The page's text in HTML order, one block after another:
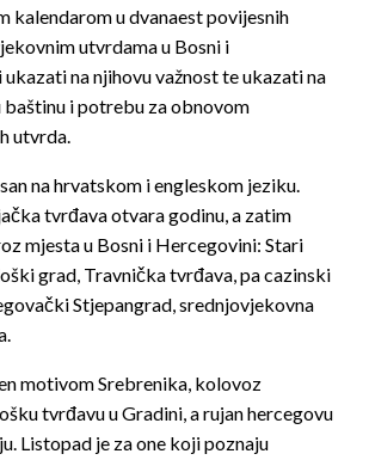
kalendarom u dvanaest povijesnih
utvrdama u Bosni i
na njihovu važnost te ukazati na
i potrebu za obnovom
utvrda.
na hrvatskom i engleskom jeziku.
tvrđava otvara godinu, a zatim
mjesta u Bosni i Hercegovini: Stari
grad, Travnička tvrđava, pa cazinski
Stjepangrad, srednjovjekovna
motivom Srebrenika, kolovoz
tvrđavu u Gradini, a rujan hercegovu
Listopad je za one koji poznaju